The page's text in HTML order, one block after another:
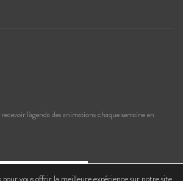
l'agenda des animations chaque semaine en
pour vous offrir la meilleure expérience sur notre site.